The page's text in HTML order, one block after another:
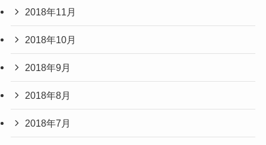
2018年11月
2018年10月
2018年9月
2018年8月
2018年7月